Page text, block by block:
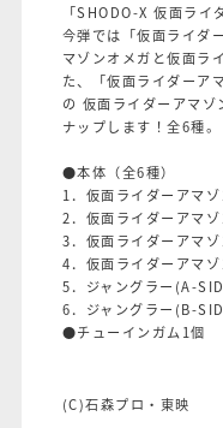
「SHODO-X 仮面ライ
今弾では「仮面ライダ
マゾンオメガと仮面ラ
た、「仮面ライダーア
の 仮面ライダーアマゾ
ナップします！全6種。
●本体（全6種）
1．仮面ライダーアマ
2．仮面ライダーアマ
3．仮面ライダーア
4．仮面ライダーアマゾ
5．ジャングラー(A-
6．ジャングラー(B-
●チューインガム1個
(C)石森プロ・東映